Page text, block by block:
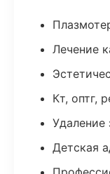
Лечение
Кт, оптг,
Удаление
Детская